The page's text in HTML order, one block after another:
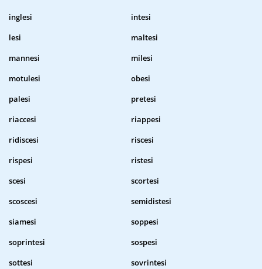
inglesi
intesi
lesi
maltesi
mannesi
milesi
motulesi
obesi
palesi
pretesi
riaccesi
riappesi
ridiscesi
riscesi
rispesi
ristesi
scesi
scortesi
scoscesi
semidistesi
siamesi
soppesi
soprintesi
sospesi
sottesi
sovrintesi